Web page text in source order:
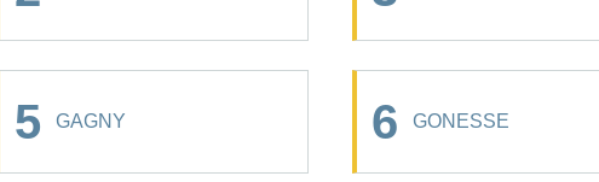
5 GAGNY 6 GONESSE